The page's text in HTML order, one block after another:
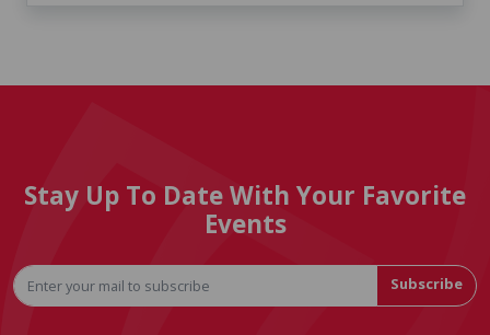
Stay Up To Date With Your Favorite
Events
Subscribe